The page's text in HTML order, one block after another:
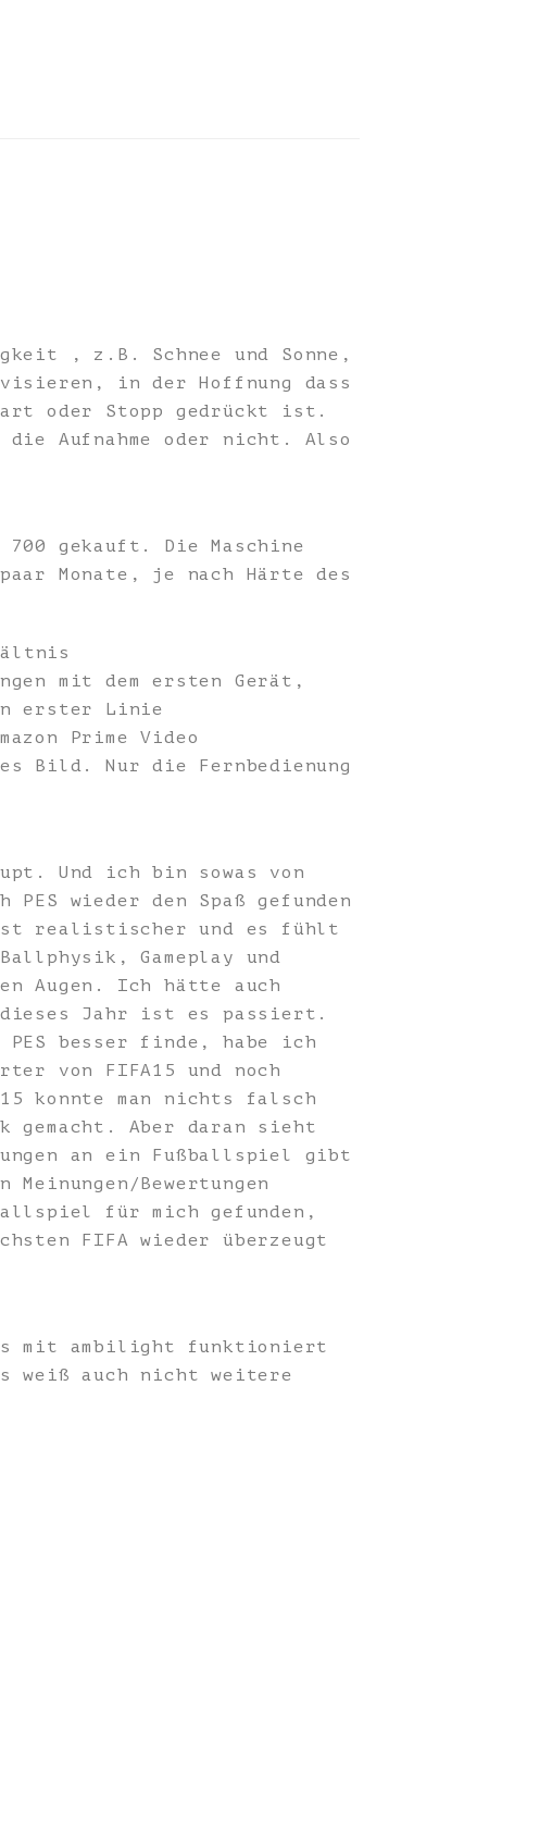
, z.B. Schnee und Sonne,
in der Hoffnung dass
oder Stopp gedrückt ist.
Aufnahme oder nicht. Also
gekauft. Die Maschine
Monate, je nach Härte des
mit dem ersten Gerät,
erster Linie
Prime Video
Bild. Nur die Fernbedienung
Und ich bin sowas von
wieder den Spaß gefunden
ist realistischer und es fühlt
Gameplay und
Augen. Ich hätte auch
dieses Jahr ist es passiert.
besser finde, habe ich
von FIFA15 und noch
konnte man nichts falsch
gemacht. Aber daran sieht
an ein Fußballspiel gibt
Bewertungen
für mich gefunden,
FIFA wieder überzeugt
mit ambilight funktioniert
auch nicht weitere